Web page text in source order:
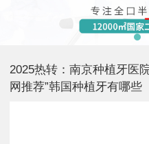
2025热转：南京种植牙医
网推荐”韩国种植牙有哪些